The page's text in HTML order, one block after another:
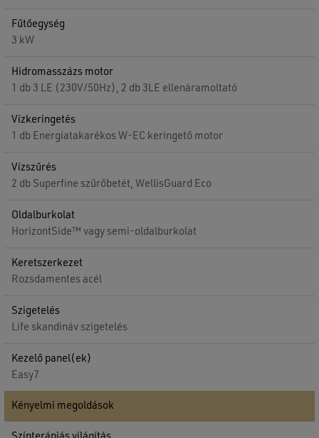
Fűtőegység
3 kW
Hidromasszázs motor
1 db 3 LE (230V/50Hz), 2 db 3LE ellenáramoltató
Vízkeringetés
1 db Energiatakarékos W-EC keringető motor
Vízszűrés
2 db Superfine szűrőbetét, WellisGuard Eco
Oldalburkolat
HorizontSide™ vagy semi-oldalburkolat
Keretszerkezet
Rozsdamentes acél
Szigetelés
Life skandináv szigetelés
Kezelő panel(ek)
Easy7
Kényelmi megoldások